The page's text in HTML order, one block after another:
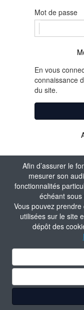
Afin d’assurer le
mesurer son
fonctionnalités
échéant
Vous pouvez
utilisées sur le site
dépôt des
Mot de passe
En vous
connaissance
du site.